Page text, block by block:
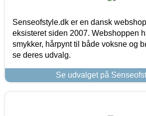
Senseofstyle.dk er en dansk
eksisteret siden 2007. Webshoppen
smykker, hårpynt til både voksne og
se deres udvalg.
Se udvalget på